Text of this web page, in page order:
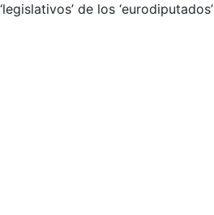
‘legislativos’ de los ‘eurodiputados’